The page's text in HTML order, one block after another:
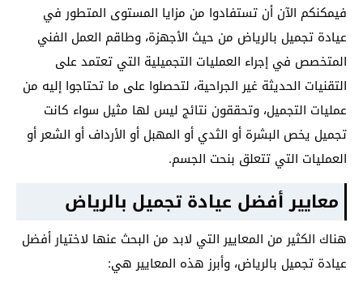
فيمكنكم الآن أن تستفادوا من مزايا المستوى المتطور في
عيادة تجميل بالرياض من حيث الأجهزة، وطاقم العمل الفني
المتخصص في إجراء العمليات التجميلية التي تعتمد على
التقنيات الحديثة غير الجراحية، لتحصلوا على ما تحتاجوا إليه من
عمليات التجميل، وتحققون نتائج ليس لها مثيل سواء كانت
تجميل يخص البشرة أو الثدي أو المهبل أو الأرداف أو الشعر أو
العمليات التي تتعلق بنحت الجسم.
معايير أفضل عيادة تجميل بالرياض
هناك الكثير من المعايير التي لابد من البحث عنها لاختيار أفضل
عيادة تجميل بالرياض، وأبرز هذه المعايير هي: